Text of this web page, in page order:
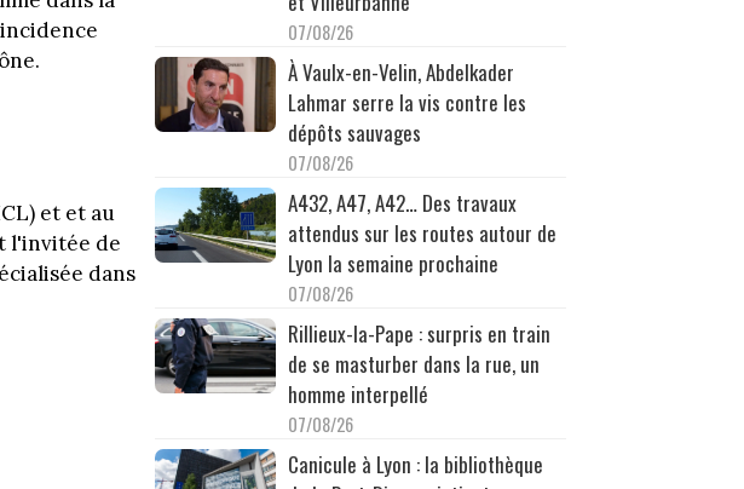
et et au
l'invitée de
dans
07/08/26
À Vaulx-en-Velin, Abdelkader
Lahmar serre la vis contre les
dépôts sauvages
07/08/26
A432, A47, A42… Des travaux
attendus sur les routes autour de
Lyon la semaine prochaine
07/08/26
Rillieux-la-Pape : surpris en train
de se masturber dans la rue, un
homme interpellé
07/08/26
Canicule à Lyon : la bibliothèque